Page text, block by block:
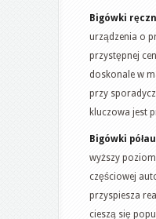
Bigówki
urządzenia o
przystępnej
doskonale w
przy
kluczowa jest
Bigówki
wyższy
częściowej
przyspiesza
cieszą się